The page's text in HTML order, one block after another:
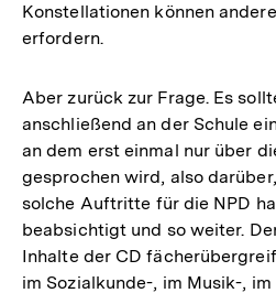
Konstellationen können
erfordern.
Aber zurück zur Frage. Es
anschließend an der Schule
an dem erst einmal nur über
gesprochen wird, also
solche Auftritte für die NPD
beabsichtigt und so weiter.
Inhalte der CD
im Sozialkunde-, im Musik-,